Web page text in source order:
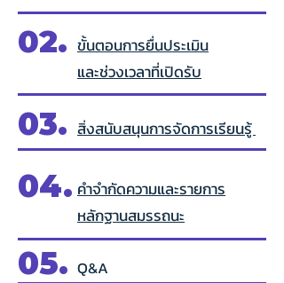
02. ขั้นตอนการยื่นประเมิน
และช่วงเวลาที่เปิดรับ
03. สิ่งสนับสนุนการจัดการเรียนรู้
04. คำจำกัดความและรายการ
หลักฐานสมรรถนะ
05. Q&A